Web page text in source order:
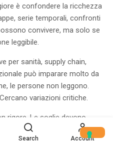
è confondere la ricchezza
serie temporali, confronti
convivere, ma solo se
leggibile.
per sanità, supply chain,
può imparare molto da
le persone non leggono.
variazioni critiche.
rigore. Le soglie devono
limitazioni vanno dichiarate. E
consistenti nel tempo,
Search Account